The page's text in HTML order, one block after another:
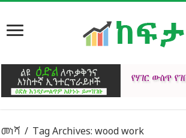
መነሻ / Tag Archives: wood work